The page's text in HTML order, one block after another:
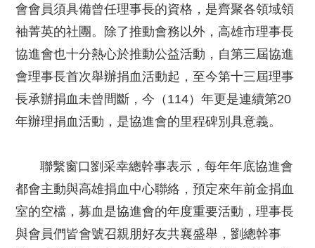
會會員須具備曾任理事長的資格，是齊聚各領域領
袖菁英的社團。除了推動會務以外，高雄市理事長
協進會也十分熱心於推動公益活動，自第三屆協進
會理事長首次舉辦捐血活動起，至今第十三屆理事
長承辦捐血未曾間斷，今（114）年更是連續第20
年辦理捐血活動，是協進會的里程碑別具意義。
聯繫窗口劉采幸總幹事表示，每年年底協進會
都會主動與高雄捐血中心聯絡，預定來年前金捐血
室的空檔，募血是協進會的年度重要活動，理事長
與會員們皆會號召親朋好友共襄盛舉，劉總幹事